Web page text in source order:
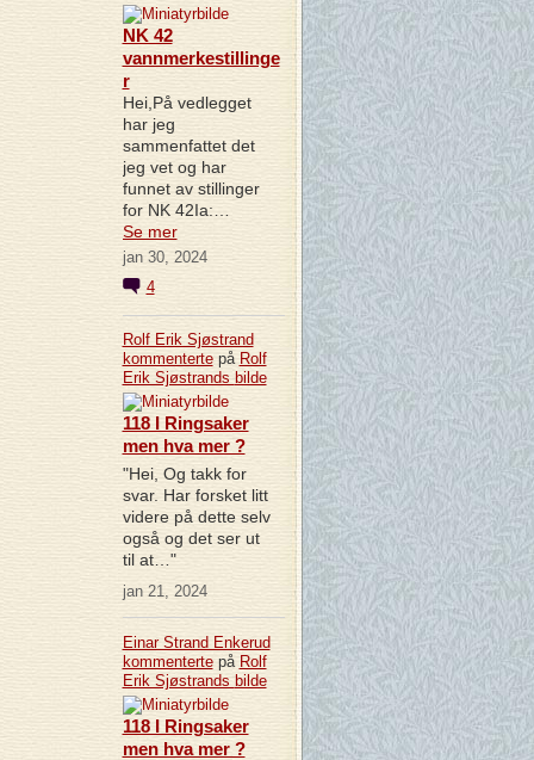
NK 42
vannmerkestillinge
r
Hei,På vedlegget
har jeg
sammenfattet det
jeg vet og har
funnet av stillinger
for NK 42Ia:…
Se mer
jan 30, 2024
4
Rolf Erik Sjøstrand
kommentertepå Rolf
Erik Sjøstrandsbilde
118 I Ringsaker
men hva mer ?
"Hei, Og takk for
svar. Har forsket litt
videre på dette selv
også og det ser ut
til at…"
jan 21, 2024
Einar Strand Enkerud
kommentertepå Rolf
Erik Sjøstrandsbilde
118 I Ringsaker
men hva mer ?